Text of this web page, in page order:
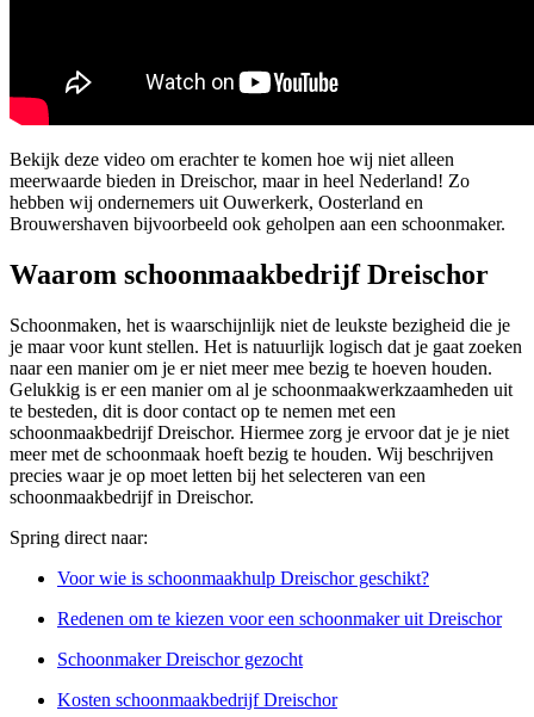
Bekijk deze video om erachter te komen hoe wij niet alleen
meerwaarde bieden in Dreischor, maar in heel Nederland! Zo
hebben wij ondernemers uit Ouwerkerk, Oosterland en
Brouwershaven bijvoorbeeld ook geholpen aan een schoonmaker.
Waarom schoonmaakbedrijf Dreischor
Schoonmaken, het is waarschijnlijk niet de leukste bezigheid die je
je maar voor kunt stellen. Het is natuurlijk logisch dat je gaat zoeken
naar een manier om je er niet meer mee bezig te hoeven houden.
Gelukkig is er een manier om al je schoonmaakwerkzaamheden uit
te besteden, dit is door contact op te nemen met een
schoonmaakbedrijf Dreischor. Hiermee zorg je ervoor dat je je niet
meer met de schoonmaak hoeft bezig te houden. Wij beschrijven
precies waar je op moet letten bij het selecteren van een
schoonmaakbedrijf in Dreischor.
Spring direct naar:
Voor wie is schoonmaakhulp Dreischor geschikt?
Redenen om te kiezen voor een schoonmaker uit Dreischor
Schoonmaker Dreischor gezocht
Kosten schoonmaakbedrijf Dreischor